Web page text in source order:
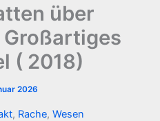
über
( 2018)
2026
, Rache, Wesen